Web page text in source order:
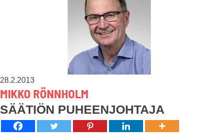
28.2.2013
MIKKO RÖNNHOLM
SÄÄTIÖN PUHEENJOHTAJA